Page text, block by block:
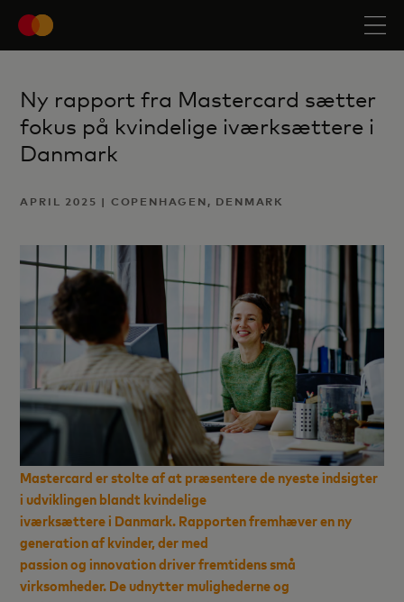
Ny rapport fra Mastercard sætter
fokus på kvindelige iværksættere i
Danmark
APRIL 2025 | COPENHAGEN, DENMARK
Mastercard er stolte af at præsentere de nyeste indsigter
i udviklingen blandt kvindelige
iværksættere i Danmark. Rapporten fremhæver en ny
generation af kvinder, der med
passion og innovation driver fremtidens små
virksomheder. De udnytter mulighederne og